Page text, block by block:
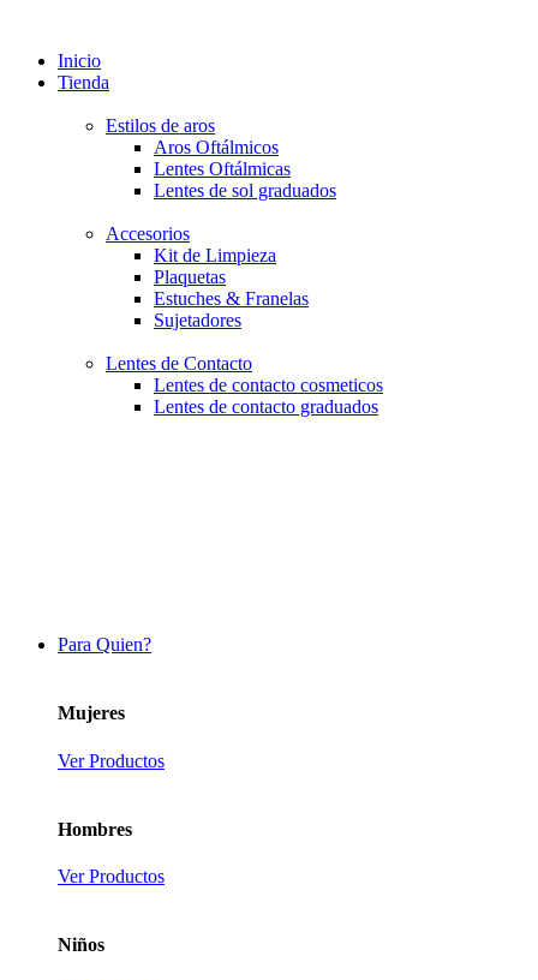
Inicio
Tienda
Estilos de aros
Aros Oftálmicos
Lentes Oftálmicas
Lentes de sol graduados
Accesorios
Kit de Limpieza
Plaquetas
Estuches & Franelas
Sujetadores
Lentes de Contacto
Lentes de contacto cosmeticos
Lentes de contacto graduados
Para Quien?
Mujeres
Ver Productos
Hombres
Ver Productos
Niños